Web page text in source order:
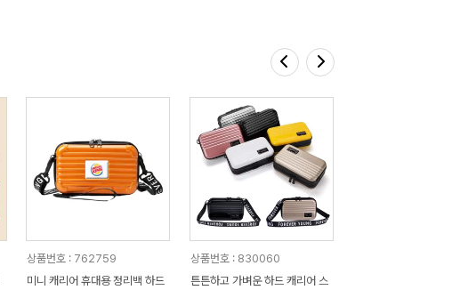
상품번호 : 762759
미니 캐리어 휴대용 정리백 하드
상품번호 : 830060
튼튼하고 가벼운 하드 캐리어 스